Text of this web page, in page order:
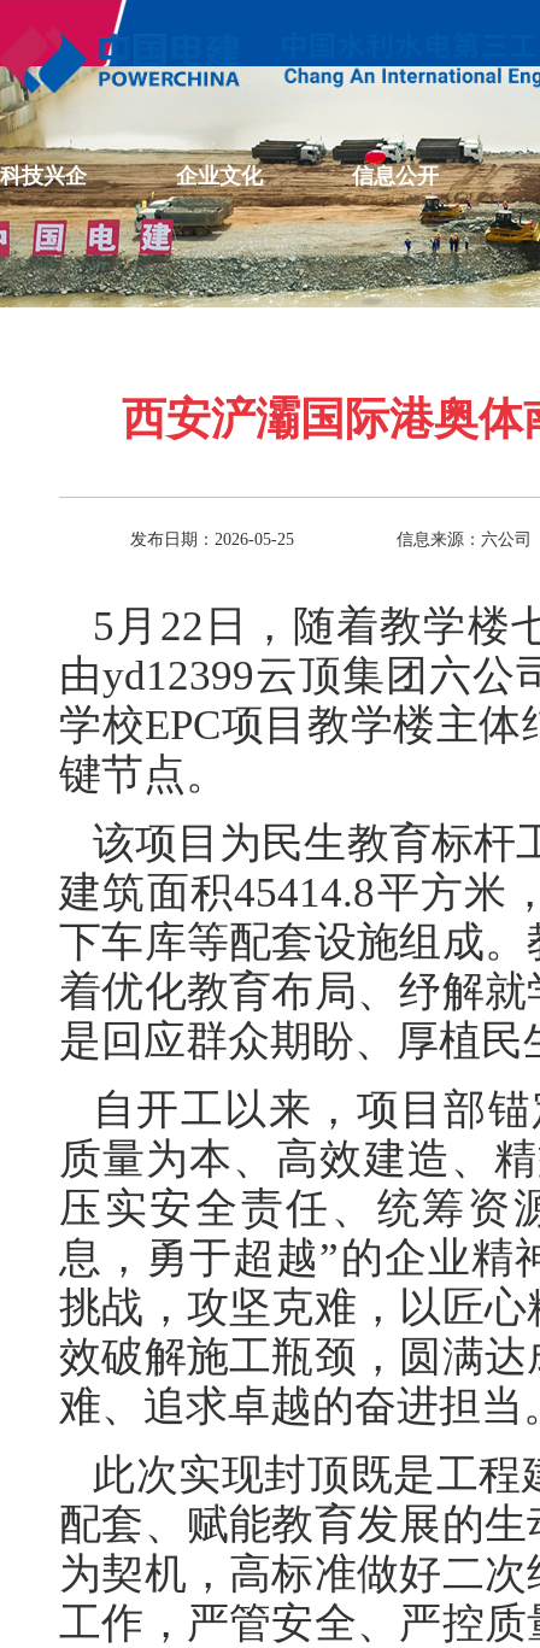
科技兴企 企业文化 信息公开
西安浐灞国际港奥
发布日期：2026-05-25 信息来源：六公司
5月22日，随着教学楼
由yd12399云顶集团六
学校EPC项目教学楼主
键节点。
该项目为民生教育标杆
建筑面积45414.8平方米
下车库等配套设施组成
着优化教育布局、纾解
是回应群众期盼、厚植
自开工以来，项目部
质量为本、高效建造、
压实安全责任、统筹资
息，勇于超越”的企业精
挑战，攻坚克难，以匠
效破解施工瓶颈，圆满
难、追求卓越的奋进担当
此次实现封顶既是工
配套、赋能教育发展的
为契机，高标准做好二
工作，严管安全、严控